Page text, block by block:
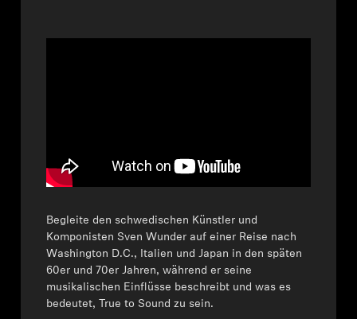
Begleite den schwedischen Künstler und
Komponisten Sven Wunder auf einer Reise nach
Washington D.C., Italien und Japan in den späten
60er und 70er Jahren, während er seine
musikalischen Einflüsse beschreibt und was es
bedeutet, True to Sound zu sein.